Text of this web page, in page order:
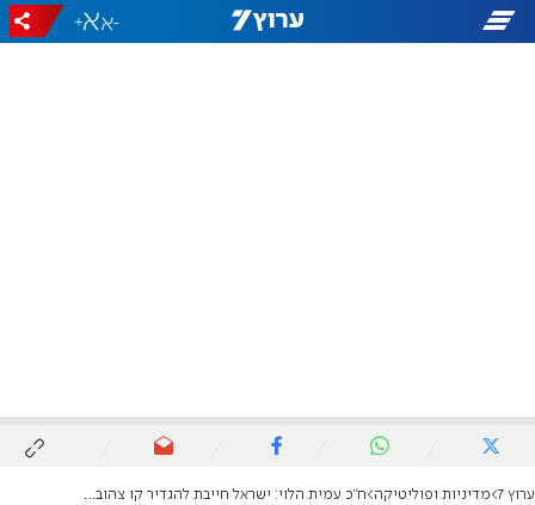
-
+
ערוץ 7 מדיניות ופוליטיקה ח"כ עמית הלוי: ישראל חייבת להגדיר קו צהוב צפוני ולסלק את איראן מלבנון